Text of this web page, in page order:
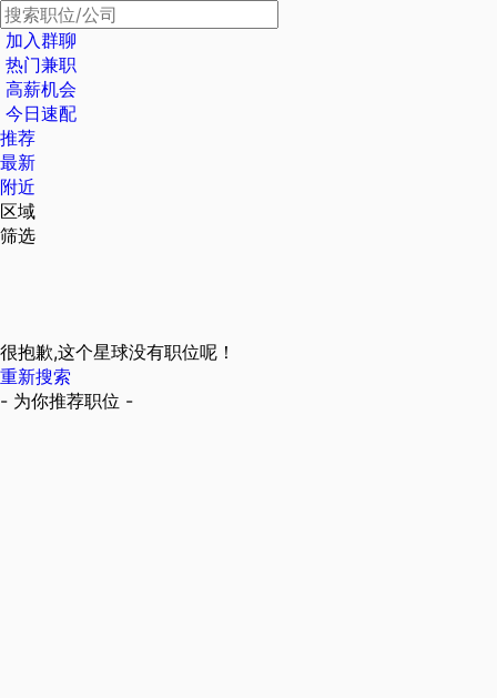
加入群聊
热门兼职
高薪机会
今日速配
推荐
最新
附近
区域
筛选
很抱歉,这个星球没有职位呢！
重新搜索
- 为你推荐职位 -